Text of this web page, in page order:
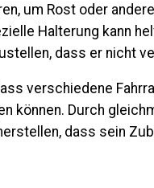
um Rost oder
Halterung kann
dass er nicht
verschiedene
können. Durch
dass sein